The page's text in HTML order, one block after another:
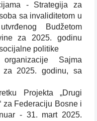
- Strategija za
sa invaliditetom u
Budžetom
za 2025. godinu
politike
Sajma
za 2025. godinu, sa
Projekta „Drugi
za Federaciju Bosne i
- 31. mart 2025.